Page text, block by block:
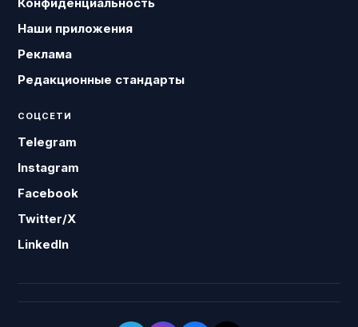
Наши приложения
Реклама
Редакционные стандарты
СОЦСЕТИ
Telegram
Instagram
Facebook
Twitter/X
LinkedIn